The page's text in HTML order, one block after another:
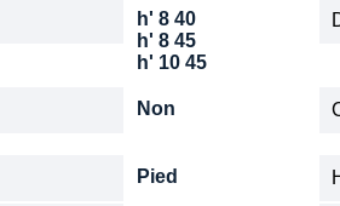
h' 8 40
h' 8 45
h' 10 45
Non
Pied